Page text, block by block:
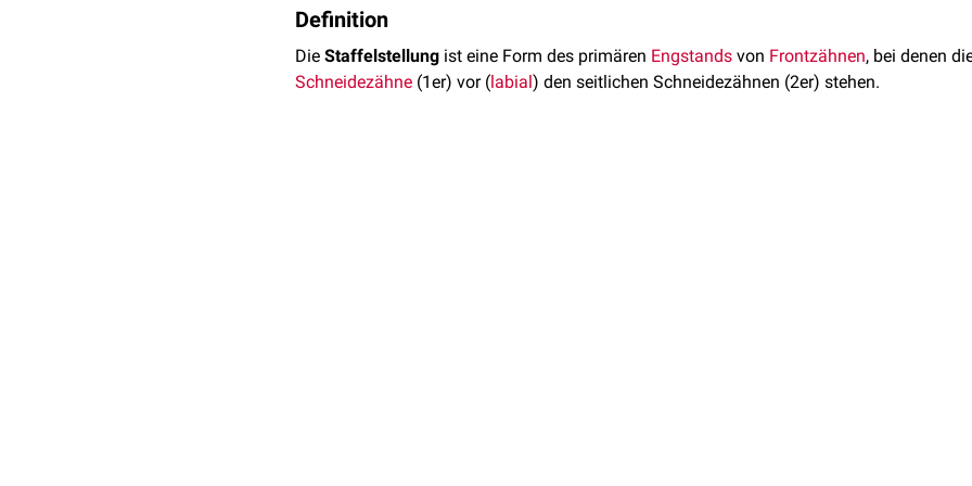
Definition
Die Staffelstellung ist eine Form des primären Engstands von Frontzähnen, bei denen
Schneidezähne (1er) vor (labial) den seitlichen Schneidezähnen (2er) stehen.